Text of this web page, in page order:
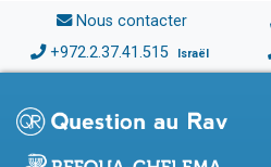
Nous contacter
+972.2.37.41.515 Israël